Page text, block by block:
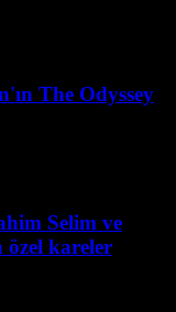
The Odyssey
Selim ve
özel kareler